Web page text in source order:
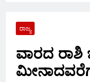
ರಾಜ್ಯ
ವಾರದ